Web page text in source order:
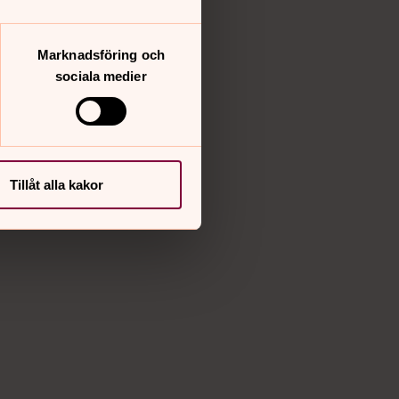
Marknadsföring och
sociala medier
Tillåt alla kakor